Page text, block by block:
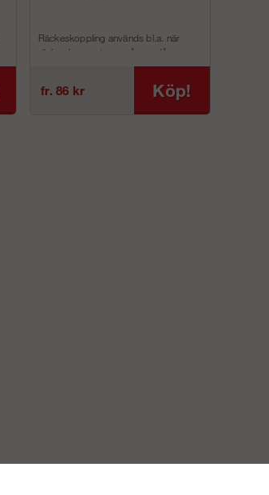
Räckeskoppling används bl.a. när
räcke ska monteras på ram då anna...
fr. 86 kr Köp!